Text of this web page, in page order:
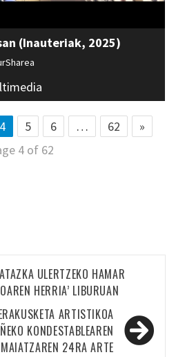
(Inauteriak, 2025)
4 5 6 … 62
»
4 of 62
ULERTZEKO HAMAR
HERRIA’ LIBURUAN
ARTISTIKOA
KONDESTABLEAREN
24RA ARTE